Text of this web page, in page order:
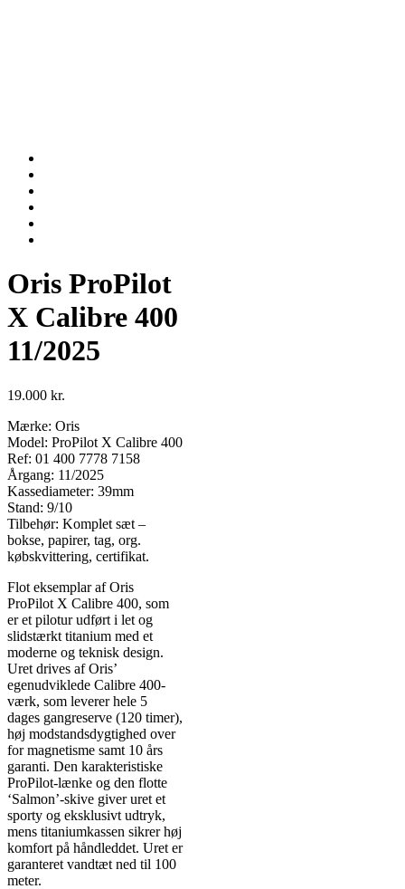
Oris ProPilot
X Calibre 400
11/2025
19.000 kr.
Mærke: Oris
Model: ProPilot X Calibre 400
Ref: 01 400 7778 7158
Årgang: 11/2025
Kassediameter: 39mm
Stand: 9/10
Tilbehør: Komplet sæt –
bokse, papirer, tag, org.
købskvittering, certifikat.
Flot eksemplar af Oris
ProPilot X Calibre 400, som
er et pilotur udført i let og
slidstærkt titanium med et
moderne og teknisk design.
Uret drives af Oris’
egenudviklede Calibre 400-
værk, som leverer hele 5
dages gangreserve (120 timer),
høj modstandsdygtighed over
for magnetisme samt 10 års
garanti. Den karakteristiske
ProPilot-lænke og den flotte
‘Salmon’-skive giver uret et
sporty og eksklusivt udtryk,
mens titaniumkassen sikrer høj
komfort på håndleddet. Uret er
garanteret vandtæt ned til 100
meter.